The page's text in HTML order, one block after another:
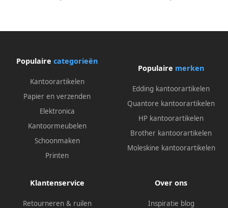
Populaire categorieën
Kantoorartikelen
Papier en verzenden
Elektronica
Kantoormeubelen
Schoonmaken
Printen
Populaire merken
Edding kantoorartikelen
Quantore kantoorartikelen
HP kantoorartikelen
Brother kantoorartikelen
Moleskine kantoorartikelen
Klantenservice
Retourneren & ruilen
Over ons
Inspiratie blog